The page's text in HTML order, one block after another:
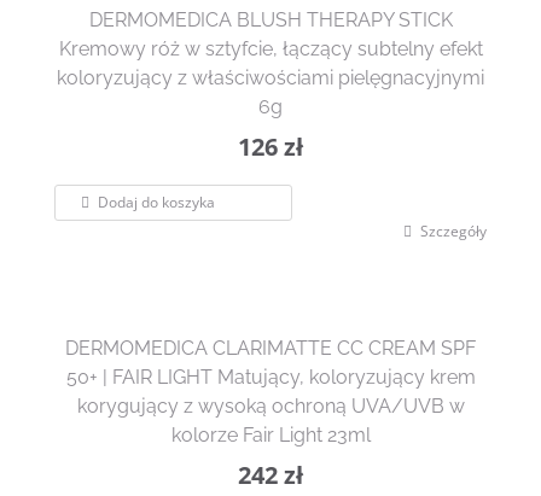
DERMOMEDICA BLUSH THERAPY STICK
Kremowy róż w sztyfcie, łączący subtelny efekt
koloryzujący z właściwościami pielęgnacyjnymi
6g
126zł
Dodaj do koszyka
Szczegóły
DERMOMEDICA CLARIMATTE CC CREAM SPF
50+ | FAIR LIGHT Matujący, koloryzujący krem
korygujący z wysoką ochroną UVA/UVB w
kolorze Fair Light 23ml
242zł